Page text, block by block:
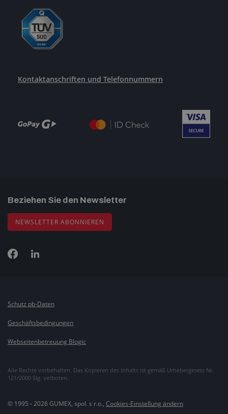
Kontaktanschriften und Telefonnummern
Beziehen Sie den Newsletter
NEWSLETTER ABONNIEREN
Alle Rechte vorbehalten. Das Kopieren des Inhalts ist gemäß Urhebergesetz Nr.
121/2000 Slg. verboten.
Schutz pb-Daten
Geschäftsbedingungen
Webseitenbetreuung Blogic
© 1995 - 2026 GUMEX, spol. s r.o., Cookies-Einstellung ändern